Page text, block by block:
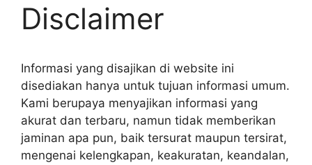
Disclaimer
Informasi yang disajikan di website ini
disediakan hanya untuk tujuan informasi umum.
Kami berupaya menyajikan informasi yang
akurat dan terbaru, namun tidak memberikan
jaminan apa pun, baik tersurat maupun tersirat,
mengenai kelengkapan, keakuratan, keandalan,